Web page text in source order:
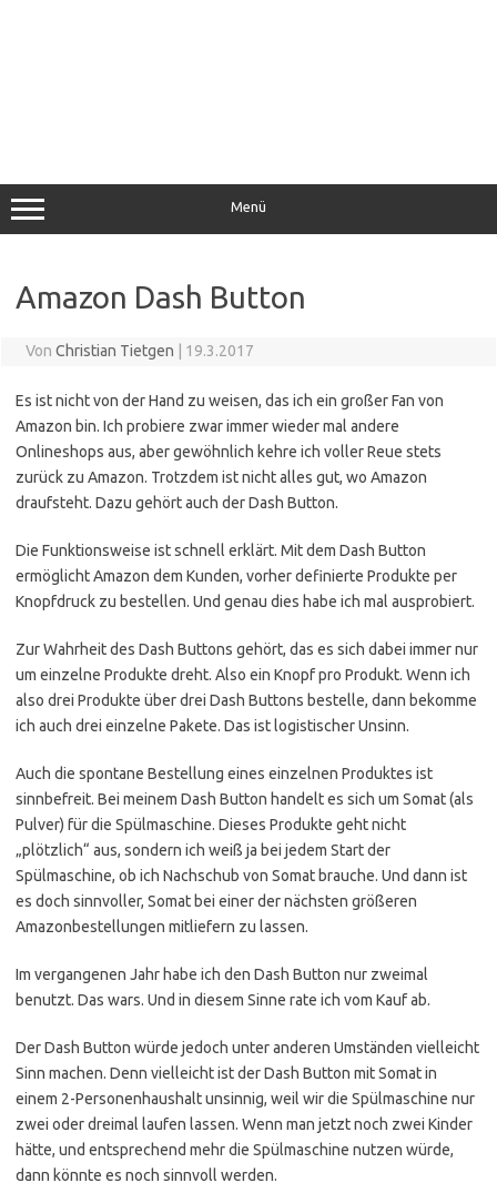
Menü
Amazon Dash Button
Von Christian Tietgen | 19.3.2017
Es ist nicht von der Hand zu weisen, das ich ein großer Fan von
Amazon bin. Ich probiere zwar immer wieder mal andere
Onlineshops aus, aber gewöhnlich kehre ich voller Reue stets
zurück zu Amazon. Trotzdem ist nicht alles gut, wo Amazon
draufsteht. Dazu gehört auch der Dash Button.
Die Funktionsweise ist schnell erklärt. Mit dem Dash Button
ermöglicht Amazon dem Kunden, vorher definierte Produkte per
Knopfdruck zu bestellen. Und genau dies habe ich mal ausprobiert.
Zur Wahrheit des Dash Buttons gehört, das es sich dabei immer nur
um einzelne Produkte dreht. Also ein Knopf pro Produkt. Wenn ich
also drei Produkte über drei Dash Buttons bestelle, dann bekomme
ich auch drei einzelne Pakete. Das ist logistischer Unsinn.
Auch die spontane Bestellung eines einzelnen Produktes ist
sinnbefreit. Bei meinem Dash Button handelt es sich um Somat (als
Pulver) für die Spülmaschine. Dieses Produkte geht nicht
„plötzlich“ aus, sondern ich weiß ja bei jedem Start der
Spülmaschine, ob ich Nachschub von Somat brauche. Und dann ist
es doch sinnvoller, Somat bei einer der nächsten größeren
Amazonbestellungen mitliefern zu lassen.
Im vergangenen Jahr habe ich den Dash Button nur zweimal
benutzt. Das wars. Und in diesem Sinne rate ich vom Kauf ab.
Der Dash Button würde jedoch unter anderen Umständen vielleicht
Sinn machen. Denn vielleicht ist der Dash Button mit Somat in
einem 2-Personenhaushalt unsinnig, weil wir die Spülmaschine nur
zwei oder dreimal laufen lassen. Wenn man jetzt noch zwei Kinder
hätte, und entsprechend mehr die Spülmaschine nutzen würde,
dann könnte es noch sinnvoll werden.